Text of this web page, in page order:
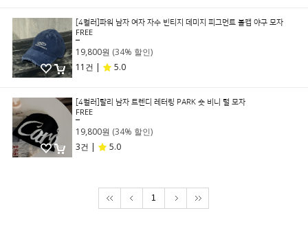
[4컬러]파워 남자 여자 자수 빈티지 데미지 피그먼트 볼캡 야구 모자
FREE
19,800원 (34% 할인)
11건 |
5.0
[4컬러]탈리 남자 트렌디 레터링 PARK 숏 비니 털 모자
FREE
19,800원 (34% 할인)
3건 |
5.0
1